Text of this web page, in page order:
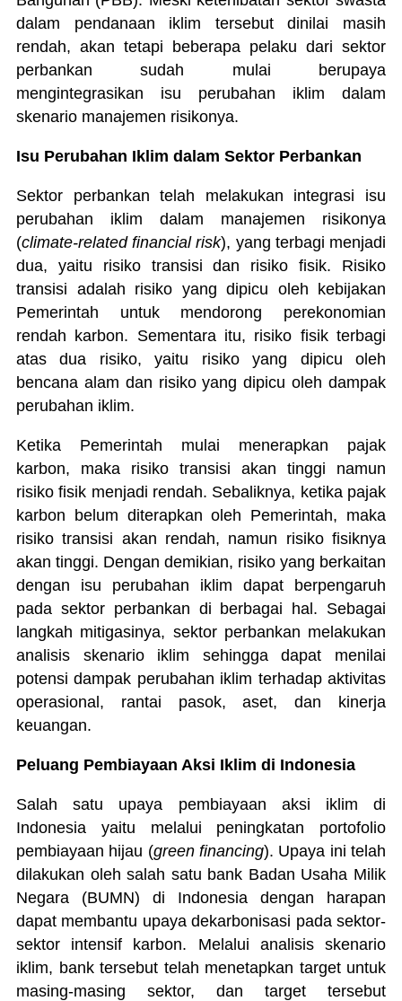
dalam pendanaan iklim tersebut dinilai masih
rendah, akan tetapi beberapa pelaku dari sektor
perbankan sudah mulai berupaya
mengintegrasikan isu perubahan iklim dalam
skenario manajemen risikonya.
Isu Perubahan Iklim dalam Sektor Perbankan
Sektor perbankan telah melakukan integrasi isu
perubahan iklim dalam manajemen risikonya
(climate-related financial risk), yang terbagi menjadi
dua, yaitu risiko transisi dan risiko fisik. Risiko
transisi adalah risiko yang dipicu oleh kebijakan
Pemerintah untuk mendorong perekonomian
rendah karbon. Sementara itu, risiko fisik terbagi
atas dua risiko, yaitu risiko yang dipicu oleh
bencana alam dan risiko yang dipicu oleh dampak
perubahan iklim.
Ketika Pemerintah mulai menerapkan pajak
karbon, maka risiko transisi akan tinggi namun
risiko fisik menjadi rendah. Sebaliknya, ketika pajak
karbon belum diterapkan oleh Pemerintah, maka
risiko transisi akan rendah, namun risiko fisiknya
akan tinggi. Dengan demikian, risiko yang berkaitan
dengan isu perubahan iklim dapat berpengaruh
pada sektor perbankan di berbagai hal. Sebagai
langkah mitigasinya, sektor perbankan melakukan
analisis skenario iklim sehingga dapat menilai
potensi dampak perubahan iklim terhadap aktivitas
operasional, rantai pasok, aset, dan kinerja
keuangan.
Peluang Pembiayaan Aksi Iklim di Indonesia
Salah satu upaya pembiayaan aksi iklim di
Indonesia yaitu melalui peningkatan portofolio
pembiayaan hijau (green financing). Upaya ini telah
dilakukan oleh salah satu bank Badan Usaha Milik
Negara (BUMN) di Indonesia dengan harapan
dapat membantu upaya dekarbonisasi pada sektor-
sektor intensif karbon. Melalui analisis skenario
iklim, bank tersebut telah menetapkan target untuk
masing-masing sektor, dan target tersebut